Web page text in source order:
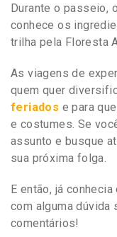
Durante o passeio,
conhece os
trilha pela Floresta
As viagens de
quem quer
feriados e para
e costumes. Se
assunto e busque
sua próxima folga.
E então, já
com alguma dúvida
comentários!